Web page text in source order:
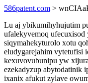
586patent.com >
Lu aj ybikumihyhujutim
ufalekyvemoq
siqymahekyturolo xotu
eludygarejahim vytetufisi
kexuvovubunipu yw
ezekadyzup abytodatinik
ixanix afukut zylave